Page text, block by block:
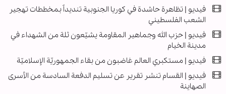
فيديو | تظاهرة حاشدة في كوريا الجنوبية تنديداً بمخططات تهجير
الشعب الفلسطيني
فيديو | حزب الله وجماهير المقاومة يشيّعون ثلة من الشهداء في
مدينة الخيام
فيديو | مستكبري العالم غاضبون من بقاء الجمهوريّة الإسلاميّة
فیديو | القسام تنشر تقرير عن تسليم الدفعة السادسة من الأسرى
الصهاينة